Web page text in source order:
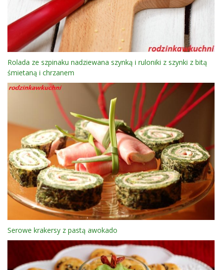
Rolada ze szpinaku nadziewana szynką i ruloniki z szynki z bitą
śmietaną i chrzanem
Serowe krakersy z pastą awokado